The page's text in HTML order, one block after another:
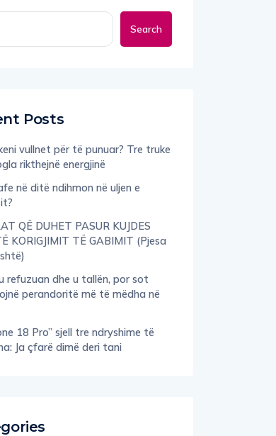
Search
Posts
vullnet për të punuar? Tre truke
rikthejnë energjinë
në ditë ndihmon në uljen e
QË DUHET PASUR KUJDES
KORIGJIMIT TË GABIMIT (Pjesa
refuzuan dhe u tallën, por sot
perandoritë më të mëdha në
18 Pro” sjell tre ndryshime të
Ja çfarë dimë deri tani